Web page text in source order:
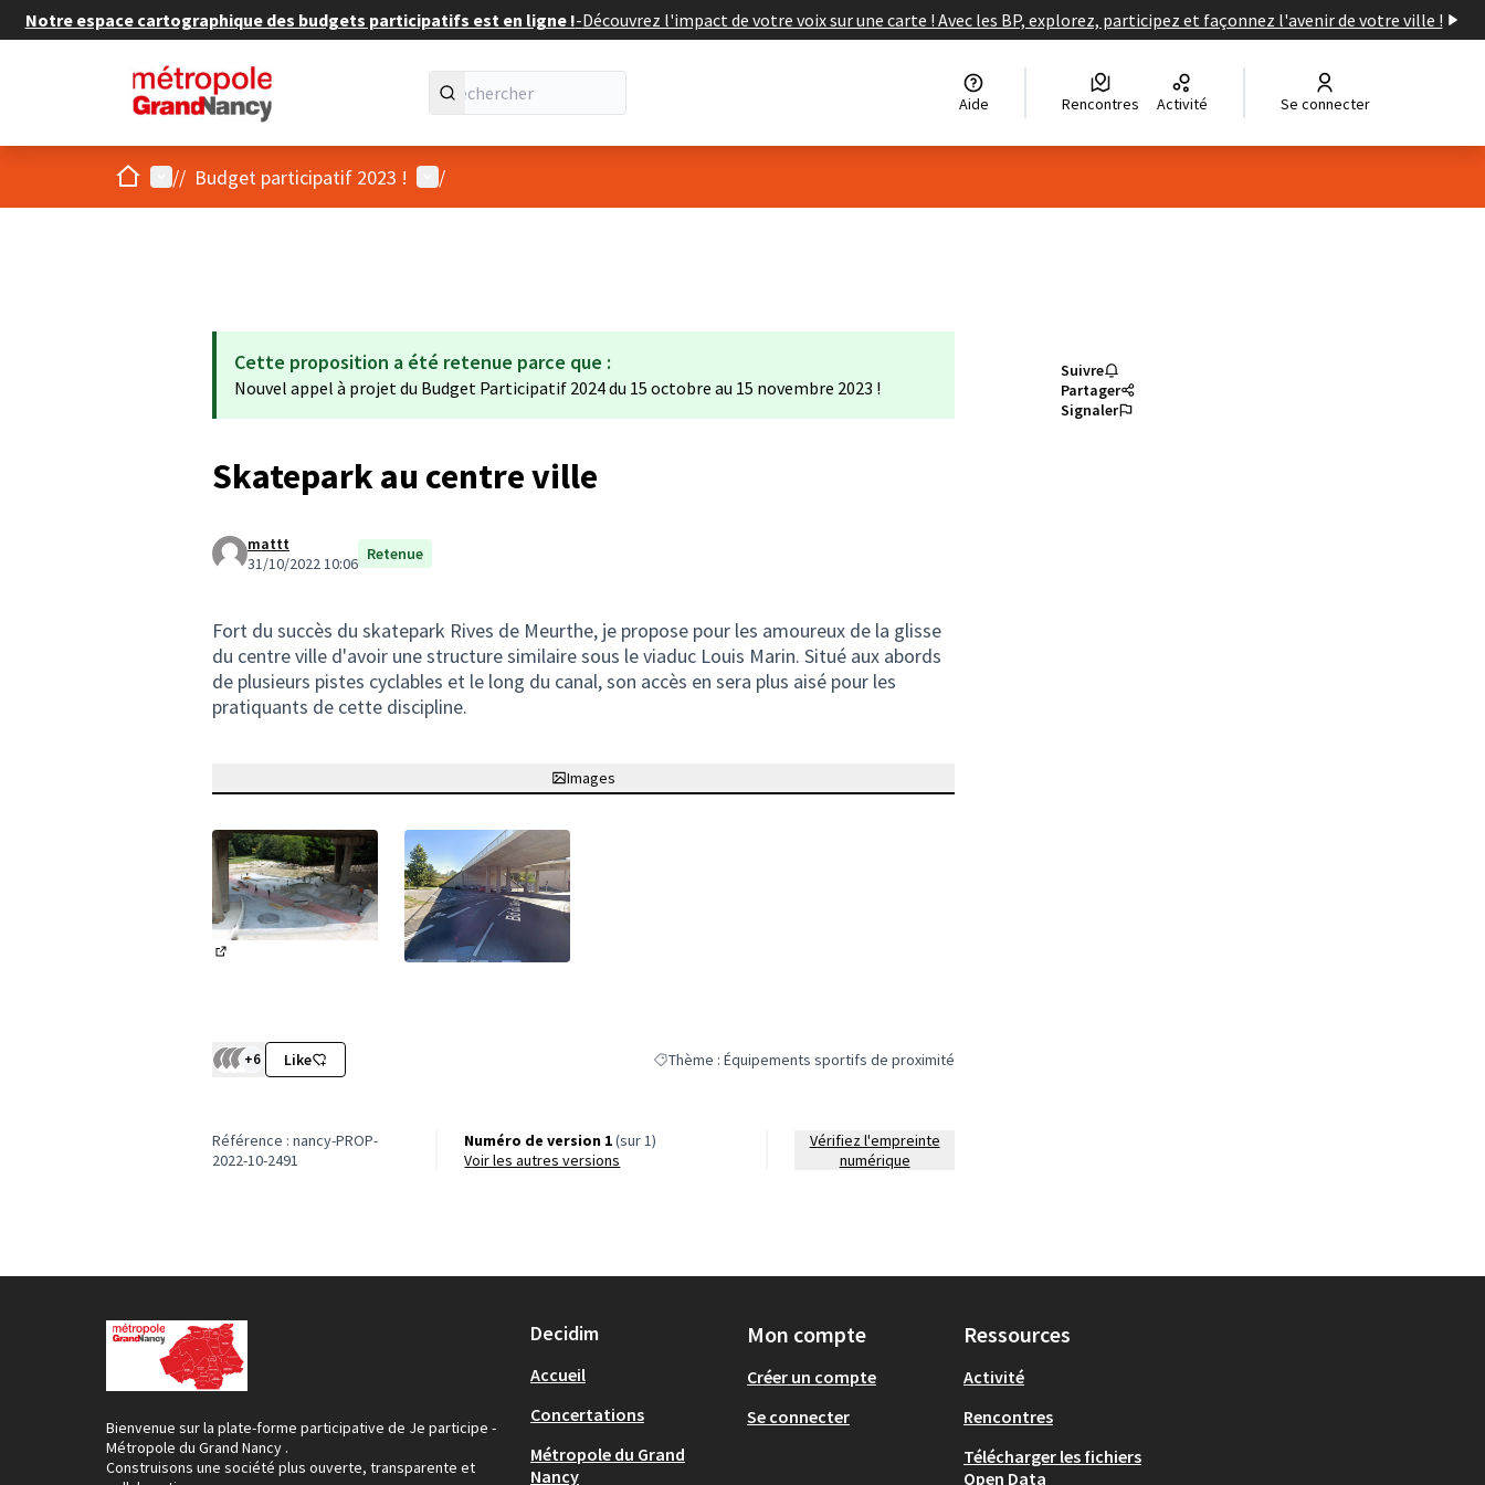
Notre espace cartographique des budgets participatifs est en ligne !-Découvrez l'impact de votre voix sur une carte ! Avec les BP, explorez, participez et façonnez l'avenir de votre ville !
Aide Rencontres Activité Se connecter
AccueilMenu principal
// Budget participatif 2023 ! Menu utilisateur
/
Cette proposition a été retenue parce que :
Nouvel appel à projet du Budget Participatif 2024 du 15 octobre au 15 novembre 2023 !
Skatepark au centre ville
mattt
31/10/2022 10:06 Retenue
Fort du succès du skatepark Rives de Meurthe, je propose pour les amoureux de la glisse
du centre ville d'avoir une structure similaire sous le viaduc Louis Marin. Situé aux abords
de plusieurs pistes cyclables et le long du canal, son accès en sera plus aisé pour les
pratiquants de cette discipline.
Images
+6 Like Filtrer les résultats de la catégorie : Thème : Équipements sportifs de proximité
Thème : Équipements sportifs de proximité
Suivre
Partager
Signaler
Référence : nancy-PROP-
2022-10-2491
Numéro de version 1(sur 1)
voir les autres versions
Vérifiez l'empreinte
numérique
Bienvenue sur la plate-forme participative de Je participe -
Métropole du Grand Nancy .
Construisons une société plus ouverte, transparente et
Decidim
Accueil
Concertations
Métropole du Grand
Nancy
Mon compte
Créer un compte
Se connecter
Ressources
Activité
Rencontres
Télécharger les fichiers
Open Data